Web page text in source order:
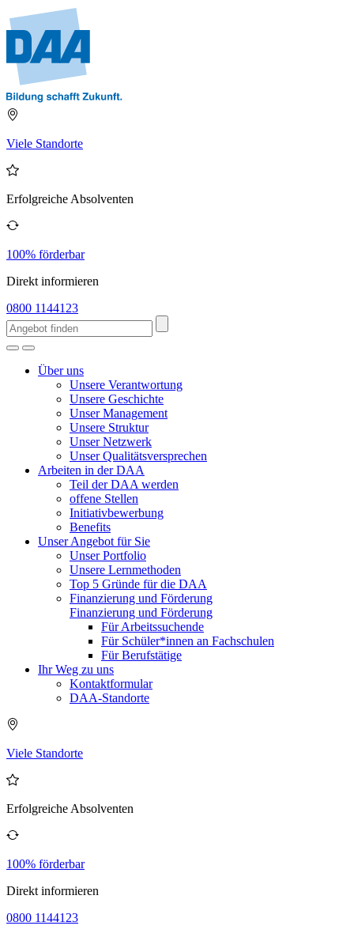
Viele Standorte
Erfolgreiche Absolventen
100% förderbar
Direkt informieren
0800 1144123
Über uns
Unsere Verantwortung
Unsere Geschichte
Unser Management
Unsere Struktur
Unser Netzwerk
Unser Qualitätsversprechen
Arbeiten in der DAA
Teil der DAA werden
offene Stellen
Initiativbewerbung
Benefits
Unser Angebot für Sie
Unser Portfolio
Unsere Lernmethoden
Top 5 Gründe für die DAA
Finanzierung und Förderung
Finanzierung und Förderung
Für Arbeitssuchende
Für Schüler*innen an Fachschulen
Für Berufstätige
Ihr Weg zu uns
Kontaktformular
DAA-Standorte
Viele Standorte
Erfolgreiche Absolventen
100% förderbar
Direkt informieren
0800 1144123